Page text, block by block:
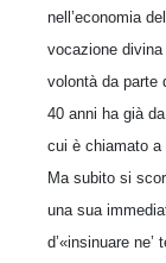
nell’economia
vocazione divina
volontà da parte
40 anni ha già
cui è chiamato a
Ma subito si
una sua
d’«insinuare